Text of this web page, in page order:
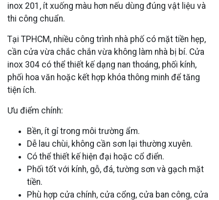
inox 201, ít xuống màu hơn nếu dùng đúng vật liệu và
thi công chuẩn.
Tại TPHCM, nhiều công trình nhà phố có mặt tiền hẹp,
cần cửa vừa chắc chắn vừa không làm nhà bị bí. Cửa
inox 304 có thể thiết kế dạng nan thoáng, phối kính,
phối hoa văn hoặc kết hợp khóa thông minh để tăng
tiện ích.
Ưu điểm chính:
Bền, ít gỉ trong môi trường ẩm.
Dễ lau chùi, không cần sơn lại thường xuyên.
Có thể thiết kế hiện đại hoặc cổ điển.
Phối tốt với kính, gỗ, đá, tường sơn và gạch mặt
tiền.
Phù hợp cửa chính, cửa cổng, cửa ban công, cửa